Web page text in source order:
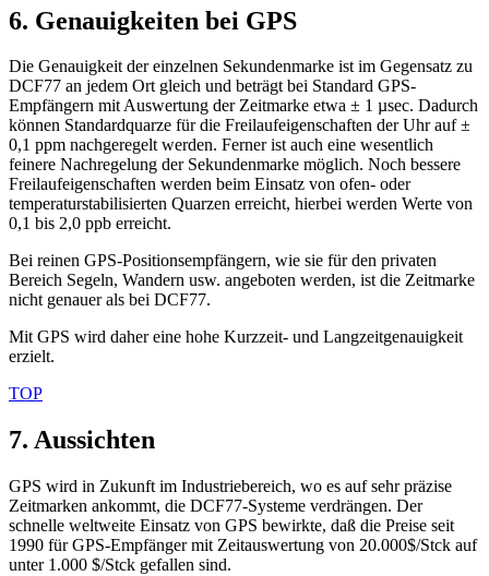
6. Genauigkeiten bei GPS
Die Genauigkeit der einzelnen Sekundenmarke ist im Gegensatz zu
DCF77 an jedem Ort gleich und beträgt bei Standard GPS-
Empfängern mit Auswertung der Zeitmarke etwa ± 1 µsec. Dadurch
können Standardquarze für die Freilaufeigenschaften der Uhr auf ±
0,1 ppm nachgeregelt werden. Ferner ist auch eine wesentlich
feinere Nachregelung der Sekundenmarke möglich. Noch bessere
Freilaufeigenschaften werden beim Einsatz von ofen- oder
temperaturstabilisierten Quarzen erreicht, hierbei werden Werte von
0,1 bis 2,0 ppb erreicht.
Bei reinen GPS-Positionsempfängern, wie sie für den privaten
Bereich Segeln, Wandern usw. angeboten werden, ist die Zeitmarke
nicht genauer als bei DCF77.
Mit GPS wird daher eine hohe Kurzzeit- und Langzeitgenauigkeit
erzielt.
TOP
7. Aussichten
GPS wird in Zukunft im Industriebereich, wo es auf sehr präzise
Zeitmarken ankommt, die DCF77-Systeme verdrängen. Der
schnelle weltweite Einsatz von GPS bewirkte, daß die Preise seit
1990 für GPS-Empfänger mit Zeitauswertung von 20.000$/Stck auf
unter 1.000 $/Stck gefallen sind.